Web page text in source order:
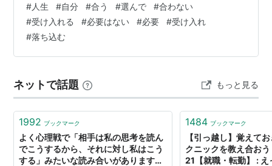
me.There's no need to accept things that don't suit me
and feel down about it.
#人生 #自分 #合う #選んで #合わない
#受け入れる #必要はない #必要 #受け入れ
#落ち込む
ネットで話題 もっと見る
1992 ブックマーク
よく心理戦で「相手は私の思考を読ん
でこうするから、それに対し私はこう
する」みたいな読み合いがあります
1484 ブックマーク
【引っ越し】覚えて
クニックを教え合お
21【就職・転勤】 :